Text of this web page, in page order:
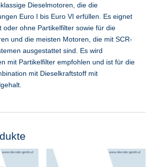
Dieselmotoren, die die
Euro I bis Euro VI erfüllen. Es eignet
oder ohne Partikelfilter sowie für die
und die meisten Motoren, die mit SCR-
ausgestattet sind. Es wird
mit Partikelfilter empfohlen und ist für die
mit Dieselkraftstoff mit